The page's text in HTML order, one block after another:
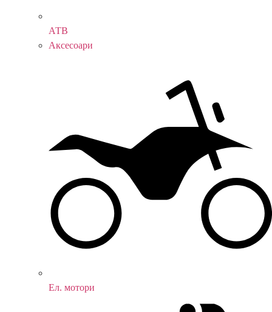
АТВ
Аксесоари
Ел. мотори